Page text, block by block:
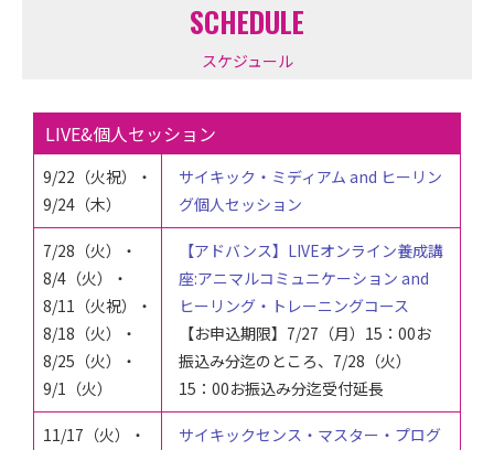
SCHEDULE
スケジュール
LIVE&個人セッション
9/22（火祝）・
9/24（木）
サイキック・ミディアム and ヒーリン
グ個人セッション
7/28（火）・
8/4 （火）・
8/11 （火祝）
・
8/18 （火）・
8/25 （火）・
9/1 （火）
【アドバンス】LIVEオンライン養成講
座:アニマルコミュニケーション and
ヒーリング・トレーニングコース
【お申込期限】7/27（月）15：00お
振込み分迄のところ、 7/28（火）
15：00お振込み分迄受付延長
11/17（火）
・
サイキックセンス・マスター・プログ